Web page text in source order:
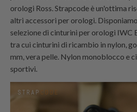
orologi Ross. Strapcode è un'ottima
altri accessori per orologi.
selezione di cinturini per orologi IWC
tra cui cinturini di ricambio in nylon,
mm, vera pelle. Nylon monoblocco e
sportivi.